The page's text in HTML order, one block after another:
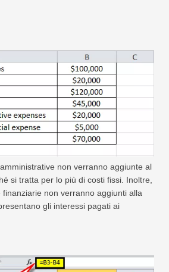
non verranno aggiunte al
si tratta per lo più di costi fissi. Inoltre,
non verranno aggiunti alla
gli interessi pagati ai